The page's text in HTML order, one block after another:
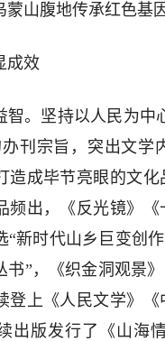
山腹地传承红色基
成效
智。坚持以人民为中
刊宗旨，突出文学
造成毕节亮眼的文
频出，《反光镜》
“新时代山乡巨变创
书”，《织金洞观景
登上《人民文学》
出版发行了《山海